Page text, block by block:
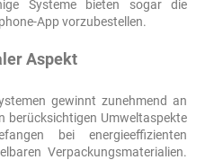
Systeme bieten sogar die
App vorzubestellen.
Aspekt
gewinnt zunehmend an
berücksichtigen Umweltaspekte
bei energieeffizienten
Verpackungsmaterialien.